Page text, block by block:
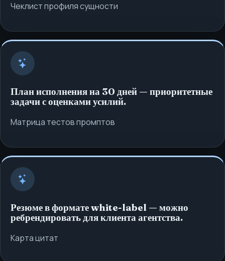
Чеклист профиля сущности
План исполнения на 30 дней — приоритетные
задачи с оценками усилий.
Матрица тестов промптов
Резюме в формате white-label — можно
ребрендировать для клиента агентства.
Карта цитат